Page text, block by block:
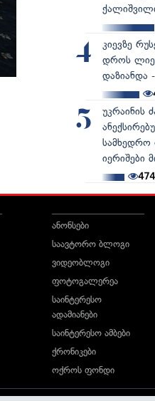
4
კიევზე
დროს
დაზიანდა
5
უკრაინის
სამხედრო
იერიშები
ანონსები
საავტორო ბლოგი
ვიდეობლოგი
ფოტოგალერეა
საინტერესო
ადამიანები
საინტერესო ამბები
ქრონიკები
ოქროს ფონდი